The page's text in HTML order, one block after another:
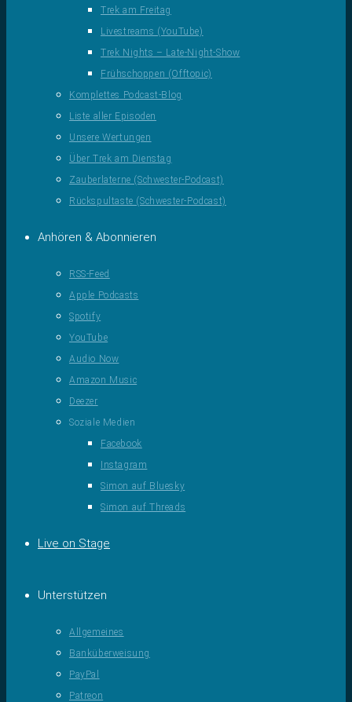
Trek am Freitag
Livestreams (YouTube)
Trek Nights – Late-Night-Show
Frühschoppen (Offtopic)
Komplettes Podcast-Blog
Liste aller Episoden
Unsere Wertungen
Über Trek am Dienstag
Zauberlaterne (Schwester-Podcast)
Rückspultaste (Schwester-Podcast)
Anhören & Abonnieren
RSS-Feed
Apple Podcasts
Spotify
YouTube
Audio Now
Amazon Music
Deezer
Soziale Medien
Facebook
Instagram
Simon auf Bluesky
Simon auf Threads
Live on Stage
Unterstützen
Allgemeines
Banküberweisung
PayPal
Patreon